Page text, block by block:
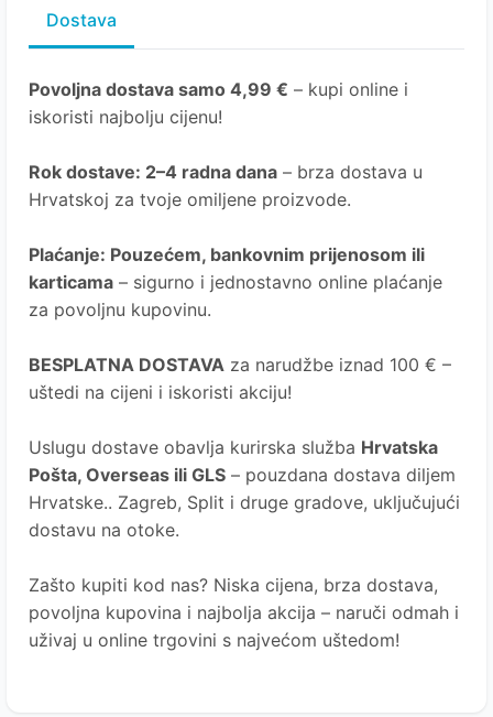
Dostava
Povoljna dostava samo 4,99 € – kupi online i
iskoristi najbolju cijenu!
Rok dostave: 2–4 radna dana – brza dostava u
Hrvatskoj za tvoje omiljene proizvode.
Plaćanje: Pouzećem, bankovnim prijenosom ili
karticama – sigurno i jednostavno online plaćanje
za povoljnu kupovinu.
BESPLATNA DOSTAVA za narudžbe iznad 100 € –
uštedi na cijeni i iskoristi akciju!
Uslugu dostave obavlja kurirska služba Hrvatska
Pošta, Overseas ili GLS – pouzdana dostava diljem
Hrvatske.. Zagreb, Split i druge gradove, uključujući
dostavu na otoke.
Zašto kupiti kod nas? Niska cijena, brza dostava,
povoljna kupovina i najbolja akcija – naruči odmah i
uživaj u online trgovini s najvećom uštedom!